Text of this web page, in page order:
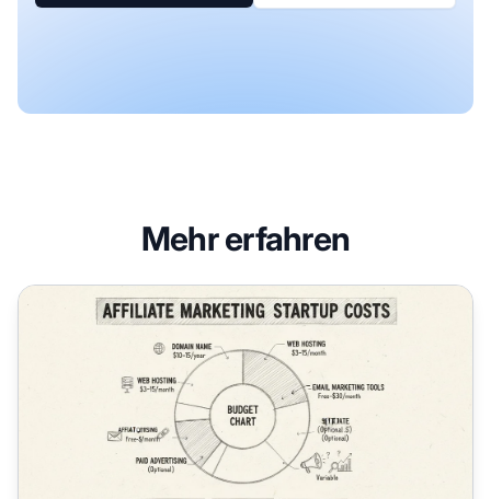
Mehr erfahren
Wie viel Geld braucht man, um 2025 mit Affiliate